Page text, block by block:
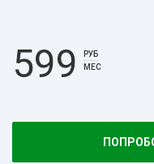
599
РУБ
МЕС